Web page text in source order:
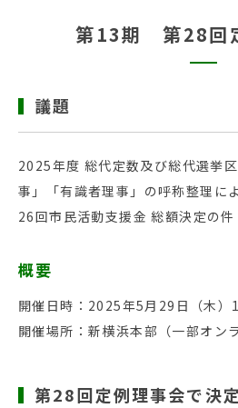
第13期 第28回
議題
2025年度 総代定数及び総代選挙
事」「有識者理事」の呼称整理に
26回市民活動支援金 総額決定の件
概要
開催日時：2025年5月29日（木
開催場所：新横浜本部（一部オン
第28回定例理事会で決